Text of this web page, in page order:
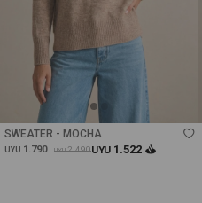
Talle
SWEATER - MOCHA
UYU 1.790 UYU 2.490UYU 1.522